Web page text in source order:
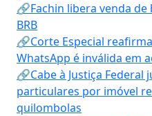
🔗Fachin libera venda
BRB
🔗Corte Especial
WhatsApp é inválida em
🔗Cabe à Justiça
particulares por imóvel
quilombolas